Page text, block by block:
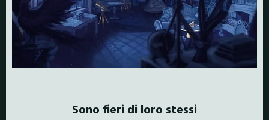
Sono fieri di loro stessi